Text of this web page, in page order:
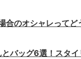
合のオシャレってど
バッグ6選！スタ